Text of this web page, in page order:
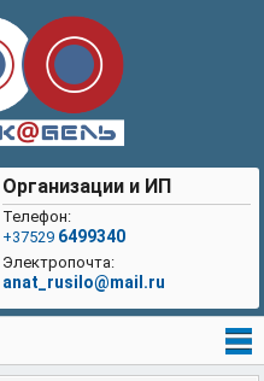
Организации и ИП
Телефон:
+37529 6499340
Электропочта:
anat_rusilo@mail.ru